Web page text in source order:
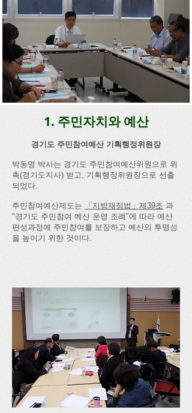
1. 주민자치와 예산
경기도 주민참여예산 기획행정위원장​
박동명 박사는 경기도 주민참여예산위원으로 위
촉(경기도지사) 받고, 기획행정위원장으로 선출
되었다.
주민참여예산제도는 「지방재정법」제39조 과
"경기도 주민참여 예산 운영 조례"에 따라 예산
편성과정에 주민참여를 보장하고 예산의 투명성
을 높이기 위한 것이다.